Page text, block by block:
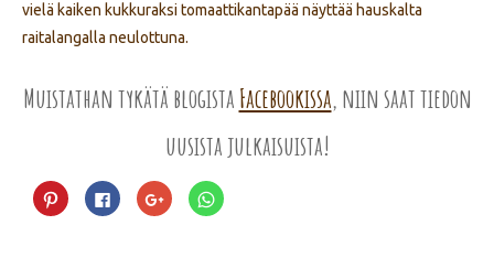
vielä kaiken kukkuraksi tomaattikantapää näyttää hauskalta
raitalangalla neulottuna.
Muistathan tykätä blogista Facebookissa, niin saat tiedon
uusista julkaisuista!
Jaa
Pinterest
palvelussa(Avautuu
Jaa
Facebookissa(Avautuu
uudessa
Jaa
Google+
palvelussa(Avautuu
Jaa
WhatsApp